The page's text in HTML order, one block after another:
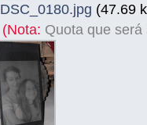
DSC_0180.jpg (47.69
(Nota: Quota que